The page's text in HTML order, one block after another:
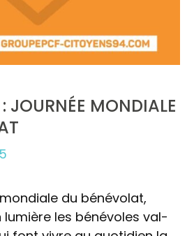
JOURNÉE MONDIALE
du bénévolat,
les bénévoles val-